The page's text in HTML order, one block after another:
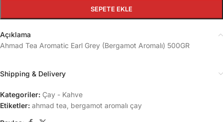
SEPETE EKLE
Açıklama
Ahmad Tea Aromatic Earl Grey (Bergamot Aromalı) 500GR
Shipping & Delivery
Kategoriler: Çay - Kahve
Etiketler: ahmad tea bergamot aromalı çay